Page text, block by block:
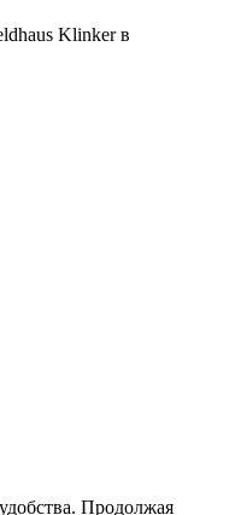
Klinker в
Продолжая